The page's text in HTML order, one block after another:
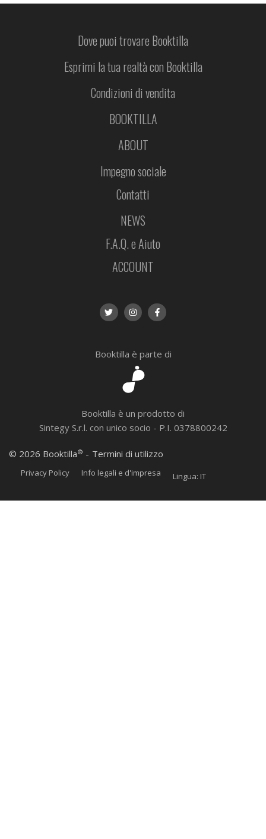
Dove puoi trovare Booktilla
Esprimi la tua realtà con Booktilla
Condizioni di vendita
BOOKTILLA
ABOUT
Impegno sociale
Contatti
NEWS
F.A.Q. e Aiuto
ACCOUNT
Booktilla è parte di
Booktilla è un prodotto di
Sintegy S.r.l. con unico socio - P.I. 0378800242
© 2026 Booktilla® - Termini di utilizzo
Privacy Policy Info legali e d'impresa Lingua: IT